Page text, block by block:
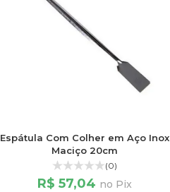
Espátula Com Colher em Aço Inox
Maciço 20cm
(0)
R$ 57,04 no Pix